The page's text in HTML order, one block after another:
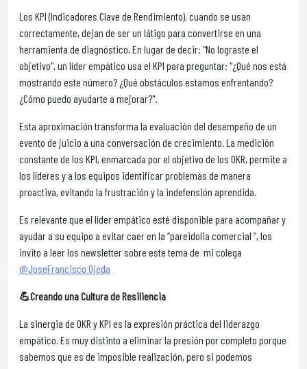
Los KPI (Indicadores Clave de Rendimiento), cuando se usan
correctamente, dejan de ser un látigo para convertirse en una
herramienta de diagnóstico. En lugar de decir: "No lograste el
objetivo", un líder empático usa el KPI para preguntar: "¿Qué nos está
mostrando este número? ¿Qué obstáculos estamos enfrentando?
¿Cómo puedo ayudarte a mejorar?".
Esta aproximación transforma la evaluación del desempeño de un
evento de juicio a una conversación de crecimiento. La medición
constante de los KPI, enmarcada por el objetivo de los OKR, permite a
los líderes y a los equipos identificar problemas de manera
proactiva, evitando la frustración y la indefensión aprendida.
Es relevante que el líder empático esté disponible para acompañar y
ayudar a su equipo a evitar caer en la “pareidolia comercial ”, los
invito a leer los newsletter sobre este tema de mi colega
@JoseFrancisco Ojeda
💪Creando una Cultura de Resiliencia
La sinergia de OKR y KPI es la expresión práctica del liderazgo
empático. Es muy distinto a eliminar la presión por completo porque
sabemos que es de imposible realización, pero si podemos